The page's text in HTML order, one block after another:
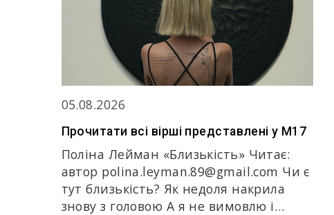
05.08.2026
Прочитати всі вірші представлені у M17
Поліна Лейман «Близькість» Читає:
автор polina.leyman.89@gmail.com Чи є
тут близькість? Як недоля накрила
знову з головою А я не вимовлю і…